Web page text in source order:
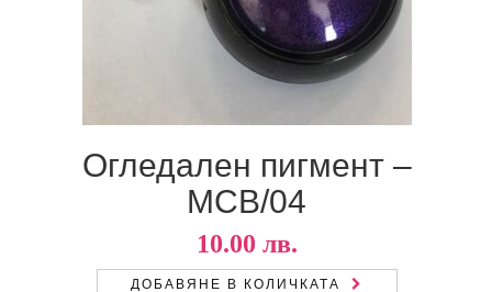
Огледален пигмент –
MCB/04
10.00 лв.
ДОБАВЯНЕ В КОЛИЧКАТА